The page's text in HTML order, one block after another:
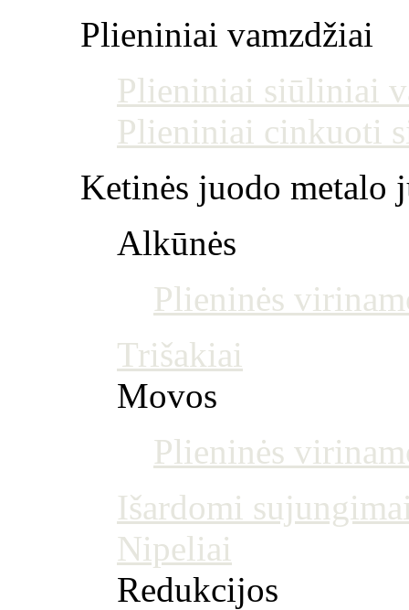
Plieniniai vamzdžiai
Plieniniai siūliniai
Plieniniai cinkuoti
Ketinės juodo metalo
Alkūnės
Plieninės
Trišakiai
Movos
Plieninės
Išardomi
Nipeliai
Redukcijos